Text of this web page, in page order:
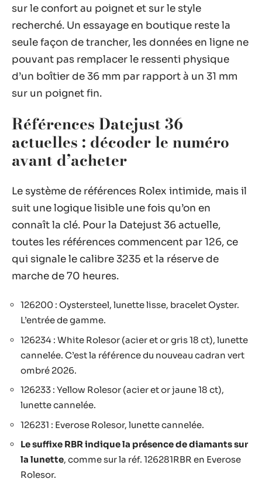
sur le confort au poignet et sur le style
recherché. Un essayage en boutique reste la
seule façon de trancher, les données en ligne ne
pouvant pas remplacer le ressenti physique
d’un boîtier de 36 mm par rapport à un 31 mm
sur un poignet fin.
Références Datejust 36
actuelles : décoder le numéro
avant d’acheter
Le système de références Rolex intimide, mais il
suit une logique lisible une fois qu’on en
connaît la clé. Pour la Datejust 36 actuelle,
toutes les références commencent par 126, ce
qui signale le calibre 3235 et la réserve de
marche de 70 heures.
126200 : Oystersteel, lunette lisse, bracelet Oyster.
L’entrée de gamme.
126234 : White Rolesor (acier et or gris 18 ct), lunette
cannelée. C’est la référence du nouveau cadran vert
ombré 2026.
126233 : Yellow Rolesor (acier et or jaune 18 ct),
lunette cannelée.
126231 : Everose Rolesor, lunette cannelée.
Le suffixe RBR indique la présence de diamants sur
la lunette, comme sur la réf. 126281RBR en Everose
Rolesor.